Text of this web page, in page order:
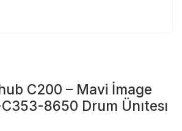
C200 – Mavi İmage
8650 Drum Ünıtesı